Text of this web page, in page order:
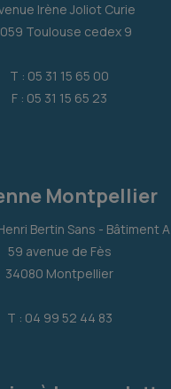
Irène Joliot Curie
Toulouse cedex 9
T : 05 31 15 65 00
F : 05 31 15 65 23
Montpellier
Bertin Sans - Bâtiment A
59 avenue de Fès
34080 Montpellier
T : 04 99 52 44 83